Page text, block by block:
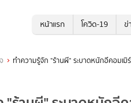
หน้าแรก โควิด-19 ข่
ทำความรู้จัก "ร้านผี" ระบาดหนักอีคอมเ